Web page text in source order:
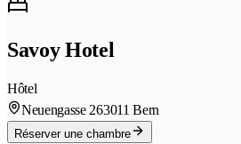
Savoy Hotel
Hôtel
Neuengasse 263011 Bern
Réserver une chambre